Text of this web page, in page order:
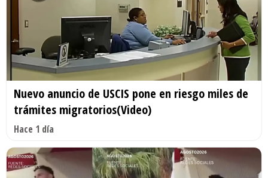
Nuevo anuncio de USCIS pone en riesgo miles de
trámites migratorios(Video)
Hace 1 día